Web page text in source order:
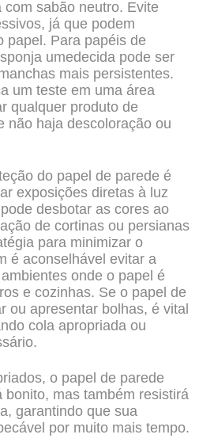
sabão neutro. Evite
já que podem
papel. Para papéis de
umedecida pode ser
mais persistentes.
um teste em uma área
qualquer produto de
não haja descoloração ou
do papel de parede é
exposições diretas à luz
desbotar as cores ao
de cortinas ou persianas
para minimizar o
é aconselhável evitar a
onde o papel é
e cozinhas. Se o papel de
ou apresentar bolhas, é vital
cola apropriada ou
o papel de parede
bonito, mas também resistirá
garantindo que sua
por muito mais tempo.